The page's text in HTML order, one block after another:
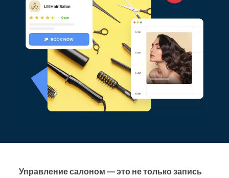
Управление салоном — это не только запись